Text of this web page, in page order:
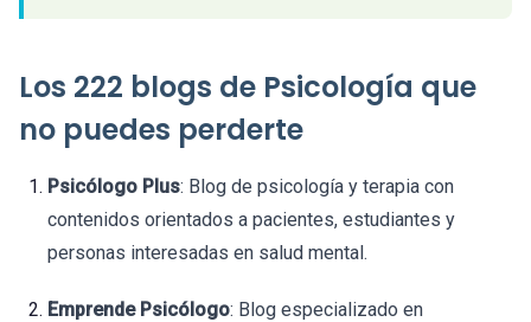
Los 222 blogs de Psicología que
no puedes perderte
Psicólogo Plus: Blog de psicología y terapia con
contenidos orientados a pacientes, estudiantes y
personas interesadas en salud mental.
Emprende Psicólogo: Blog especializado en